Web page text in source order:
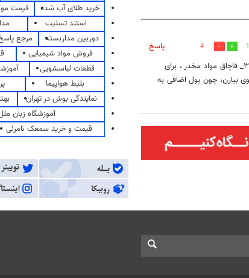
4
پاسخ
در همه جهان سه نوع قاچاق داریم. ۱_ قاچاق سلاح و اسلحه ۲_ قاچاق انسان ۳_ قاچاق مواد مخدر ، برای
بیارن، چون پول اضافی به
خرید طلای آب شده
قیمت
استند تسلیت
دوربین مداربسته
مرجع
فروش مواد شیمیایی
قطعات لباسشویی
بلیط هواپیما
نمایندگی بوش در تهران
آموزشگاه زبان
قیمت و خرید سمعک نامرئی